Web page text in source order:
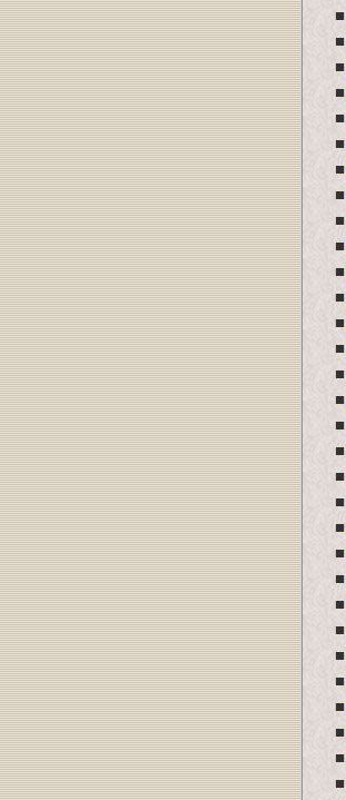
■
■
■
■
■
■
■
■
■
■
■
■
■
■
■
■
■
■
■
■
■
■
■
■
■
■
■
■
■
■
■